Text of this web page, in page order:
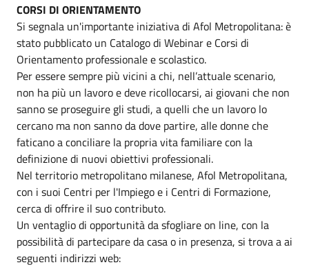
CORSI DI ORIENTAMENTO
Si segnala un'importante iniziativa di Afol Metropolitana: è
stato pubblicato un Catalogo di Webinar e Corsi di
Orientamento professionale e scolastico.
Per essere sempre più vicini a chi, nell’attuale scenario,
non ha più un lavoro e deve ricollocarsi, ai giovani che non
sanno se proseguire gli studi, a quelli che un lavoro lo
cercano ma non sanno da dove partire, alle donne che
faticano a conciliare la propria vita familiare con la
definizione di nuovi obiettivi professionali.
Nel territorio metropolitano milanese, Afol Metropolitana,
con i suoi Centri per l'Impiego e i Centri di Formazione,
cerca di offrire il suo contributo.
Un ventaglio di opportunità da sfogliare on line, con la
possibilità di partecipare da casa o in presenza, si trova a ai
seguenti indirizzi web: